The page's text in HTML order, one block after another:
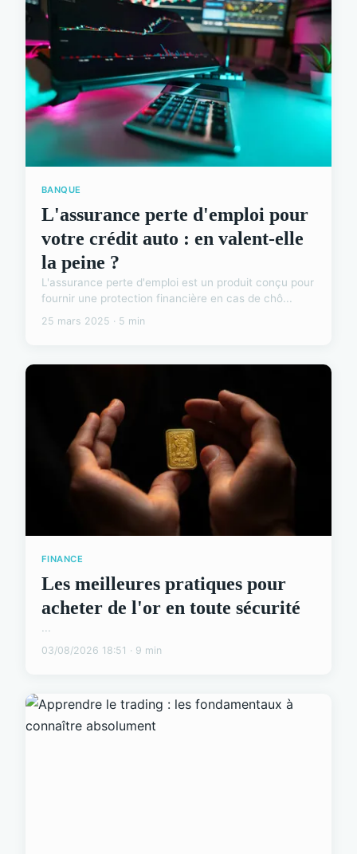
BANQUE
L'assurance perte d'emploi pour
votre crédit auto : en valent-elle
la peine ?
L'assurance perte d'emploi est un produit conçu pour
fournir une protection financière en cas de chô...
25 mars 2025 · 5 min
FINANCE
Les meilleures pratiques pour
acheter de l'or en toute sécurité
...
03/08/2026 18:51 · 9 min